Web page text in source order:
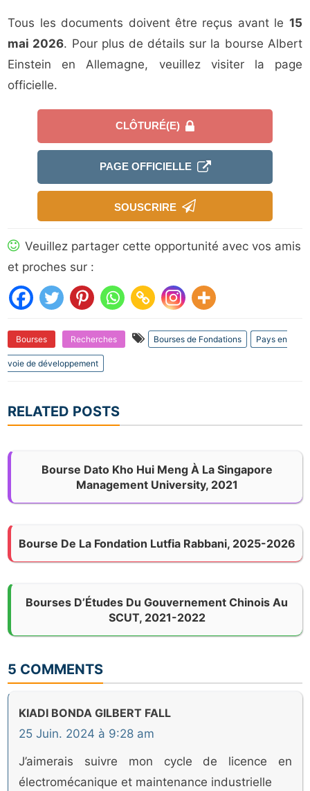
Tous les documents doivent être reçus avant le 15
mai 2026. Pour plus de détails sur la bourse Albert
Einstein en Allemagne, veuillez visiter la page
officielle.
CLÔTURÉ(E)
PAGE OFFICIELLE
SOUSCRIRE
Veuillez partager cette opportunité avec vos amis
et proches sur :
Bourses Recherches Bourses de Fondations Pays en
voie de développement
RELATED POSTS
Bourse Dato Kho Hui Meng À La Singapore
Management University, 2021
Bourse De La Fondation Lutfia Rabbani, 2025-2026
Bourses D’Études Du Gouvernement Chinois Au
SCUT, 2021-2022
5 COMMENTS
KIADI BONDA GILBERT FALL
25 Juin. 2024 à 9:28 am
J’aimerais suivre mon cycle de licence en
électromécanique et maintenance industrielle